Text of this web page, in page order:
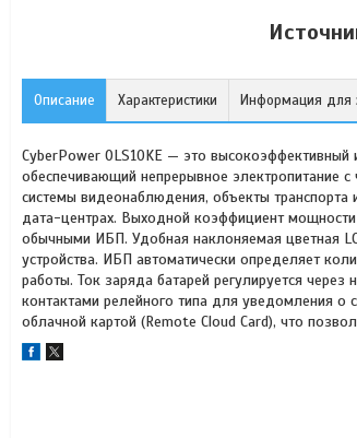
Описание Характеристики Информация для
CyberPower OLS10KE — это
обеспечивающий непрерывное электропитание с
системы видеонаблюдения, объекты
дата-центрах. Выходной коэффициент
обычными ИБП. Удобная наклоняемая цветная
устройства. ИБП автоматически определяет
работы. Ток заряда батарей регулируется
контактами релейного типа для уведомления
облачной картой (Remote Cloud Card), что